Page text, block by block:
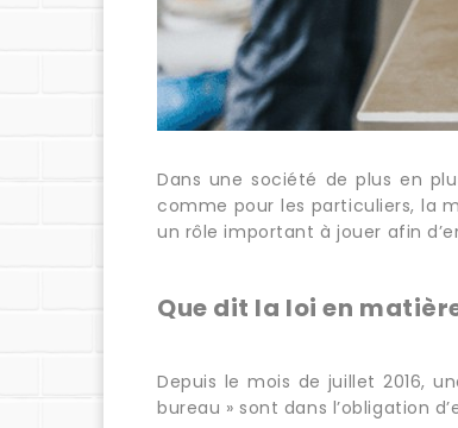
Dans une société de plus en
comme pour les particuliers, la
un rôle important à jouer afin
Que dit la loi en
Depuis le mois de juillet 2016,
bureau » sont dans l’obligation